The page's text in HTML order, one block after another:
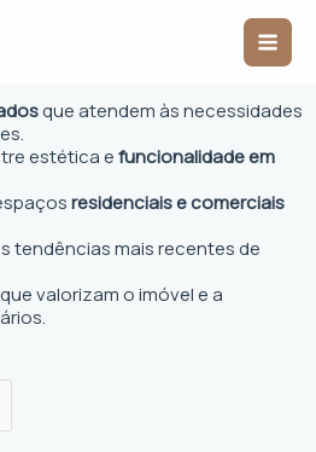
Main
em Barra
que atendem às necessidades
estética efuncionalidade em
residenciais e comerciais
tendências mais recentes de
valorizam o imóvel e a